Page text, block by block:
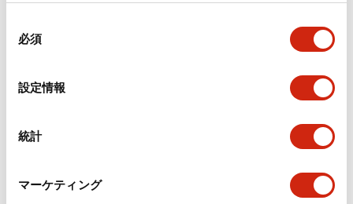
必須
設定情報
統計
マーケティング
A6シリーズ φ16小形コントロールユニット（日本語）
フラッシュベゼル［アクセサリ］ LB/A6・LW シリーズ